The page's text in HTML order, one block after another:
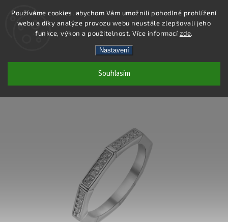
Používáme cookies, abychom Vám umožnili pohodlné prohlížení
webu a díky analýze provozu webu neustále zlepšovali jeho
funkce, výkon a použitelnost. Více informacízde.
Nastavení
Souhlasím
Hledat
SR161 - PRSTEN AG 925/1000